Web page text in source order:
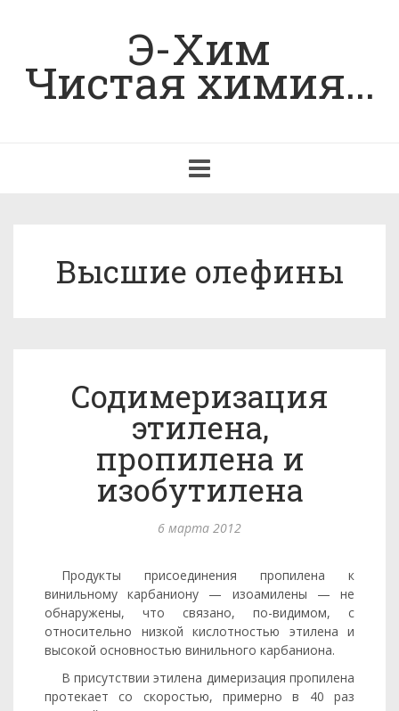
Э-Хим
Чистая химия...
navigation
Высшие олефины
Содимеризация
этилена,
пропилена и
изобутилена
6 марта 2012
Продукты присоединения пропилена к
винильному карбаниону — изоамилены — не
обнаружены, что связано, по-видимом, с
относительно низкой кислотностью этилена и
высокой основностью винильного карбаниона.
В присутствии этилена димеризация пропилена
протекает со скоростью, примерно в 40 раз